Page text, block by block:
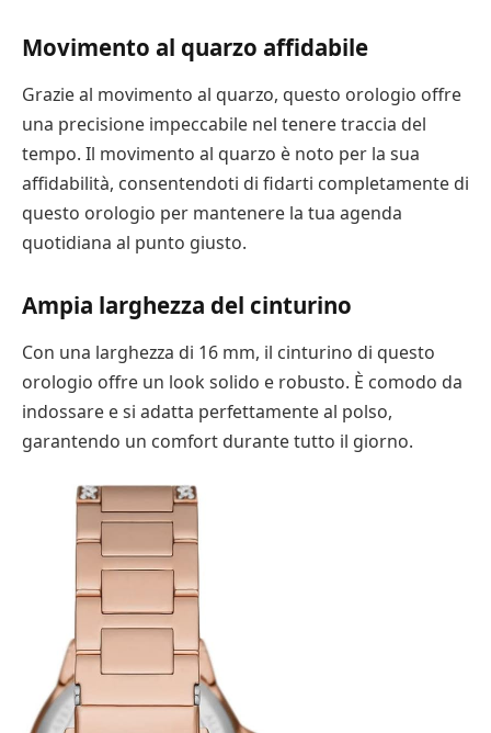
Movimento al quarzo affidabile
Grazie al movimento al quarzo, questo orologio offre
una precisione impeccabile nel tenere traccia del
tempo. Il movimento al quarzo è noto per la sua
affidabilità, consentendoti di fidarti completamente di
questo orologio per mantenere la tua agenda
quotidiana al punto giusto.
Ampia larghezza del cinturino
Con una larghezza di 16 mm, il cinturino di questo
orologio offre un look solido e robusto. È comodo da
indossare e si adatta perfettamente al polso,
garantendo un comfort durante tutto il giorno.